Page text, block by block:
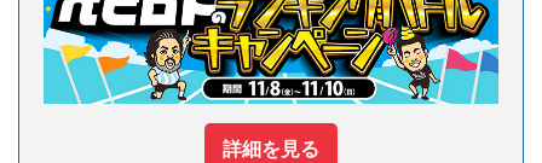
詳細を見る